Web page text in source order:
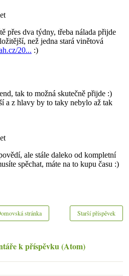
Starší příspěvek
stránka
k příspěvku (Atom)